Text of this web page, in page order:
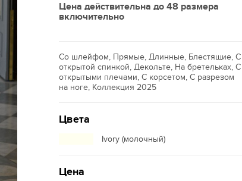
Цена действительна до 48 размера
включительно
Со шлейфом, Прямые, Длинные, Блестящие, С
открытой спинкой, Декольте, На бретельках, С
открытыми плечами, С корсетом, С разрезом
на ноге, Коллекция 2025
Цвета
Ivory (молочный)
Цена